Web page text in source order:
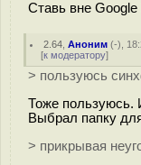
Ставь вне
2.64 ,Аноним (-),
[к модератору]
> пользуюсь
Тоже пользуюсь.
Выбрал папку
> прикрывая